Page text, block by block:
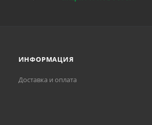
ИНФОРМАЦИЯ
Доставка и оплата